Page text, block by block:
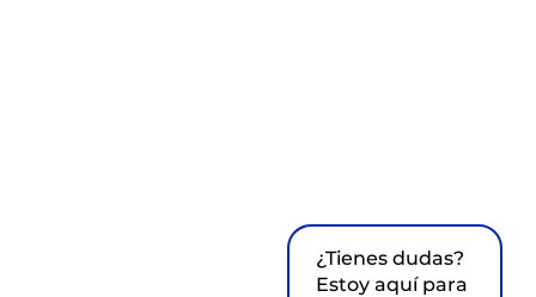
¿Tienes dudas?
Estoy aquí para